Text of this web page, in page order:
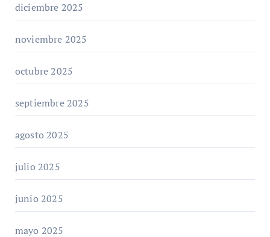
diciembre 2025
noviembre 2025
octubre 2025
septiembre 2025
agosto 2025
julio 2025
junio 2025
mayo 2025